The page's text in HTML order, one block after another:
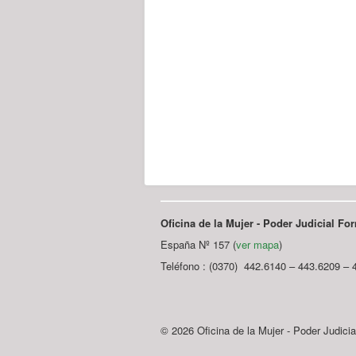
Oficina de la Mujer - Poder Judicial
España Nº 157 (ver mapa)
Teléfono : (0370) 442.6140 – 443.6209 –
© 2026 Oficina de la Mujer - Poder